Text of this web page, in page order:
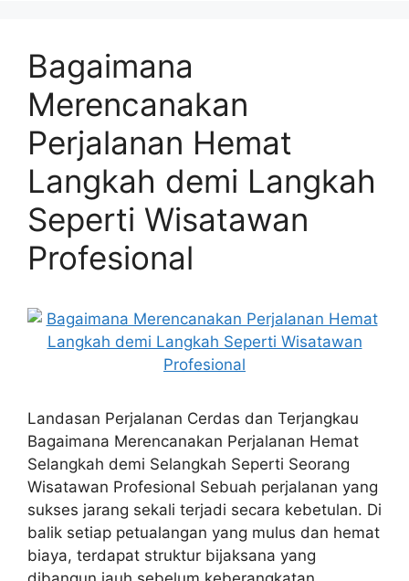
Bagaimana
Merencanakan
Perjalanan Hemat
Langkah demi Langkah
Seperti Wisatawan
Profesional
Landasan Perjalanan Cerdas dan Terjangkau
Bagaimana Merencanakan Perjalanan Hemat
Selangkah demi Selangkah Seperti Seorang
Wisatawan Profesional Sebuah perjalanan yang
sukses jarang sekali terjadi secara kebetulan. Di
balik setiap petualangan yang mulus dan hemat
biaya, terdapat struktur bijaksana yang